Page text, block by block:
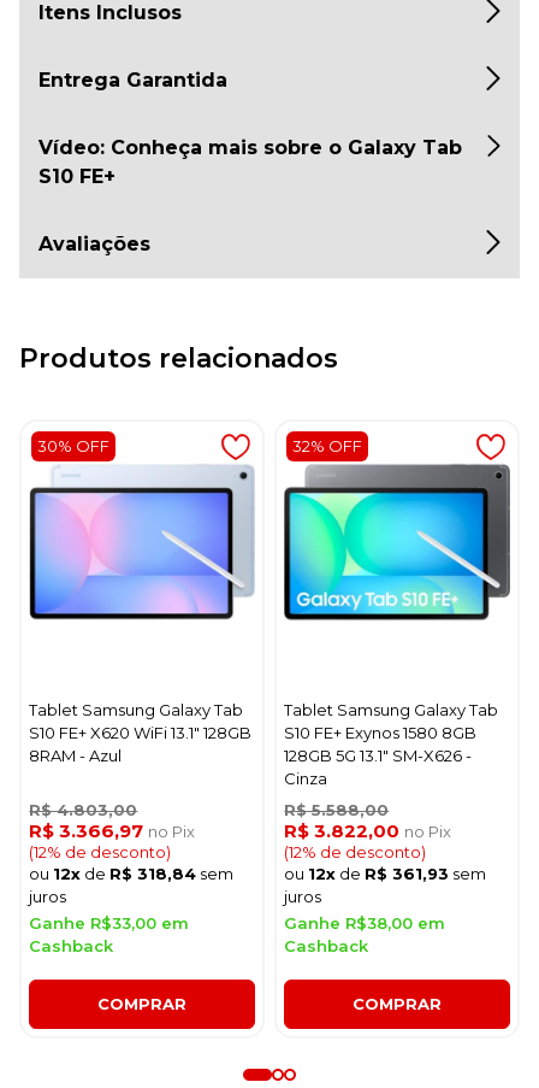
Itens Inclusos
Entrega Garantida
Vídeo: Conheça mais sobre o Galaxy Tab
S10 FE+
Avaliações
Produtos relacionados
30% OFF
Tablet Samsung Galaxy Tab
S10 FE+ X620 WiFi 13.1" 128GB
8RAM - Azul
R$ 4.803,00
R$ 3.366,97 no Pix
(12% de desconto)
ou 12x de R$ 318,84 sem
juros
Ganhe R$33,00 em
Cashback
COMPRAR
32% OFF
Tablet Samsung Galaxy Tab
S10 FE+ Exynos 1580 8GB
128GB 5G 13.1" SM-X626 -
Cinza
R$ 5.588,00
R$ 3.822,00 no Pix
(12% de desconto)
ou 12x de R$ 361,93 sem
juros
Ganhe R$38,00 em
Cashback
COMPRAR